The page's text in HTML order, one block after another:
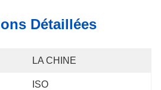
Détaillées
LA CHINE
ISO